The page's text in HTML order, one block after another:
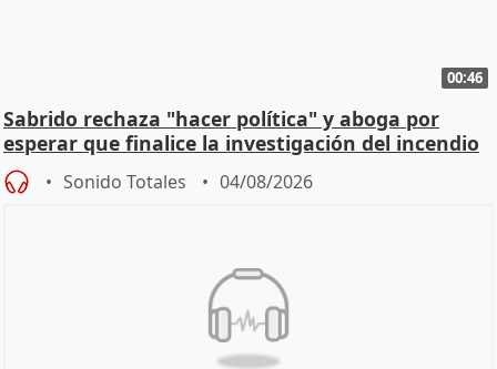
00:46
Sabrido rechaza "hacer política" y aboga por
esperar que finalice la investigación del incendio
Sonido Totales 04/08/2026